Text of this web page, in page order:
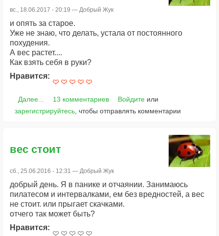
вс., 18.06.2017 - 20:19 — Добрый Жук
и опять за старое.
Уже не знаю, что делать, устала от постоянного
похудения.
А вес растет....
Как взять себя в руки?
Нравится:
Далее... 13 комментариев Войдитеили
зарегистрируйтесь , чтобы отправлять комментарии
вес стоит
сб., 25.06.2016 - 12:31 — Добрый Жук
добрый день. Я в панике и отчаянии. Занимаюсь
пилатесом и интервалками, ем без вредностей, а вес
не стоит. или прыгает скачками.
отчего так может быть?
Нравится: